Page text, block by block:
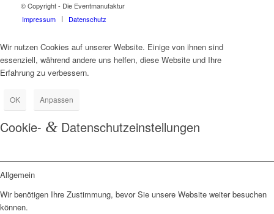
© Copyright - Die Eventmanufaktur
Impressum
Datenschutz
Wir nutzen Cookies auf unserer Website. Einige von ihnen sind
essenziell, während andere uns helfen, diese Website und Ihre
Erfahrung zu verbessern.
OK Anpassen
Cookie- & Datenschutzeinstellungen
Allgemein
Wir benötigen Ihre Zustimmung, bevor Sie unsere Website weiter besuchen
können.